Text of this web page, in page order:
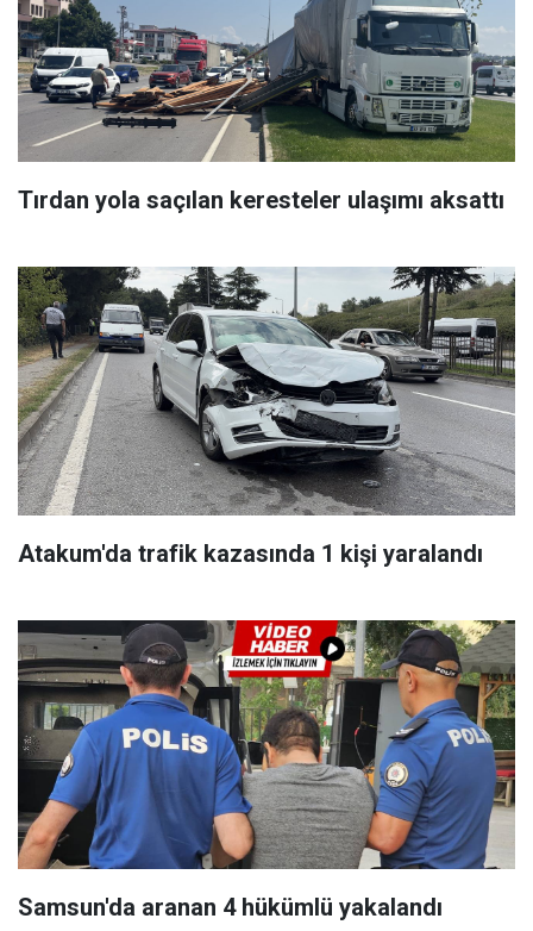
Tırdan yola saçılan keresteler ulaşımı aksattı
Atakum'da trafik kazasında 1 kişi yaralandı
Samsun'da aranan 4 hükümlü yakalandı